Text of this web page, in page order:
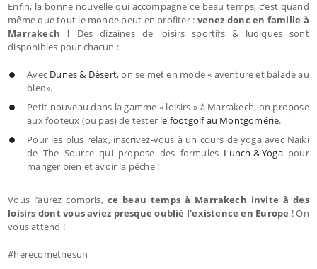
Enfin, la bonne nouvelle qui accompagne ce beau temps, c’est quand
même que tout le monde peut en profiter : venez donc en famille à
Marrakech ! Des dizaines de loisirs sportifs & ludiques sont
disponibles pour chacun :
Avec Dunes & Désert, on se met en mode « aventure et balade au
bled».
Petit nouveau dans la gamme « loisirs » à Marrakech, on propose
aux footeux (ou pas) de tester le footgolf au Montgomérie.
Pour les plus relax, inscrivez-vous à un cours de yoga avec Naiki
de The Source qui propose des formules Lunch & Yogapour
manger bien et avoir la pêche !
Vous l’aurez compris, ce beau temps à Marrakech invite à des
loisirs dont vous aviez presque oublié l’existence en Europe ! On
vous attend !
#herecomethesun